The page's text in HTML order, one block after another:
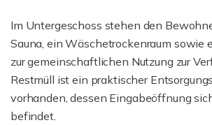
Im Untergeschoss stehen den
Sauna, ein Wäschetrockenraum sowie
zur gemeinschaftlichen Nutzung zur
Restmüll ist ein praktischer
vorhanden, dessen Eingabeöffnung
befindet.